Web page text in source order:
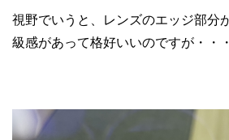
視野でいうと、レンズのエッジ部分
級感があって格好いいのですが・・・